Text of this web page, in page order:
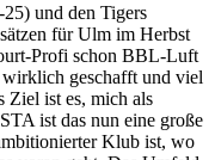
und den Tigers
für Ulm im Herbst
Profi schon BBL-Luft
wirklich geschafft und viel
Ziel ist es, mich als
ist das nun eine große
Klub ist, wo